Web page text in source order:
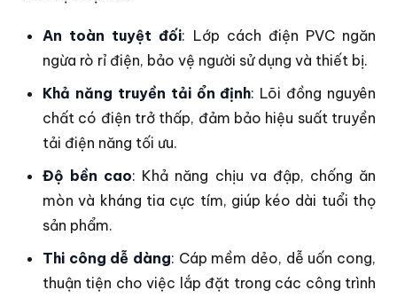
An toàn tuyệt đối: Lớp cách điện PVC ngăn
ngừa rò rỉ điện, bảo vệ người sử dụng và thiết bị.
Khả năng truyền tải ổn định: Lõi đồng nguyên
chất có điện trở thấp, đảm bảo hiệu suất truyền
tải điện năng tối ưu.
Độ bền cao: Khả năng chịu va đập, chống ăn
mòn và kháng tia cực tím, giúp kéo dài tuổi thọ
sản phẩm.
Thi công dễ dàng: Cáp mềm dẻo, dễ uốn cong,
thuận tiện cho việc lắp đặt trong các công trình